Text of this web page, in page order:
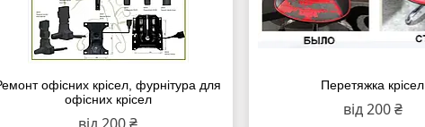
офісних крісел, фурнітура для
офісних крісел
Перетяжка крісел
від 200 ₴